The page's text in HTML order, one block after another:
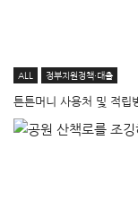
ALL 정부지원정책·대출
튼튼머니 사용처 및 적